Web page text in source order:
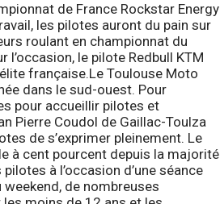
de France Rockstar Energy
les pilotes auront du pain sur
roulant en championnat du
le pilote Redbull KTM
française.Le Toulouse Moto
dans le sud-ouest. Pour
pour accueillir pilotes et
Pierre Coudol de Gaillac-Toulza
de s’exprimer pleinement. Le
à cent pourcent depuis la majorité
à l’occasion d’une séance
de nombreuses